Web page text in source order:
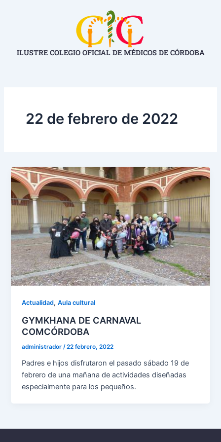
ILUSTRE COLEGIO OFICIAL DE MÉDICOS DE CÓRDOBA
22 de febrero de 2022
Actualidad,Aula cultural
GYMKHANA DE CARNAVAL
COMCÓRDOBA
administrador/22 febrero, 2022
Padres e hijos disfrutaron el pasado sábado 19 de
febrero de una mañana de actividades diseñadas
especialmente para los pequeños.